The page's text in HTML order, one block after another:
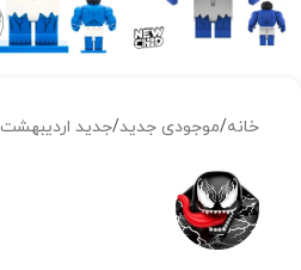
خانه/موجودی جدید/جدید اردیبهشت